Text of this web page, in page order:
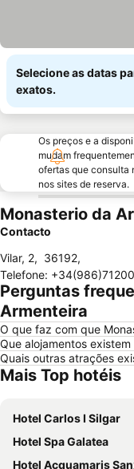
Selecione as datas
exatos.
Os preços e a
mudam
ofertas que consulta
nos sites de reserva.
Monasterio da
Contacto
Vilar, 2, 36192,
Telefone:
Perguntas
Armenteira
O que faz com que
Que alojamentos
Quais outras atrações
Mais Top hotéis
Hotel Carlos I Silgar
Hotel Spa Galatea
Hotel Acquamaris